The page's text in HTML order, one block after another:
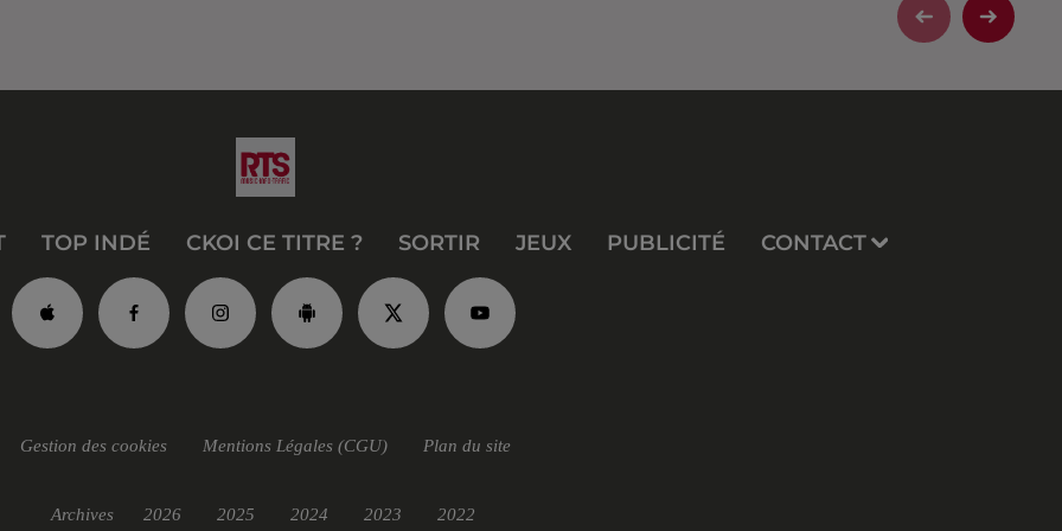
TOP INDÉ CKOI CE TITRE ? SORTIR JEUX PUBLICITÉ CONTACT
Gestion des cookies Mentions Légales (CGU) Plan du site
Archives 2026 2025 2024 2023 2022